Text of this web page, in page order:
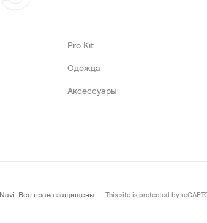
Pro Kit
Одежда
Аксессуары
Navi. Все права защищены This site is protected by